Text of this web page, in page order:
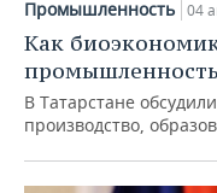
Промышленность 04
Как
В Татарстане
производство,